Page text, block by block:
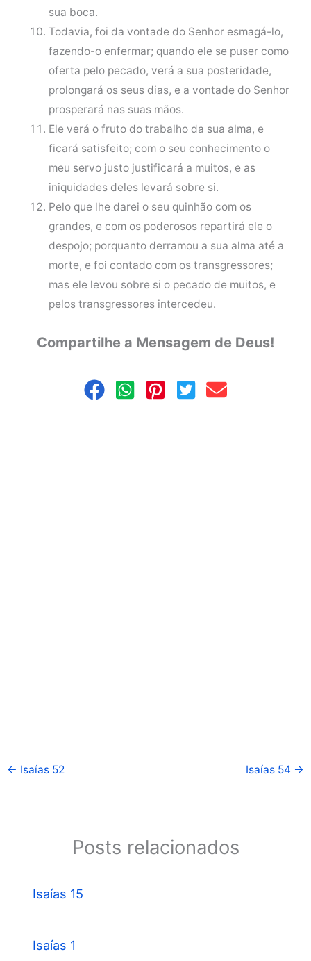
sua boca.
Todavia, foi da vontade do Senhor esmagá-lo,
fazendo-o enfermar; quando ele se puser como
oferta pelo pecado, verá a sua posteridade,
prolongará os seus dias, e a vontade do Senhor
prosperará nas suas mãos.
Ele verá o fruto do trabalho da sua alma, e
ficará satisfeito; com o seu conhecimento o
meu servo justo justificará a muitos, e as
iniquidades deles levará sobre si.
Pelo que lhe darei o seu quinhão com os
grandes, e com os poderosos repartirá ele o
despojo; porquanto derramou a sua alma até a
morte, e foi contado com os transgressores;
mas ele levou sobre si o pecado de muitos, e
pelos transgressores intercedeu.
Compartilhe a Mensagem de Deus!
← Isaías 52 Isaías 54 →
Posts relacionados
Isaías 15
Isaías 1